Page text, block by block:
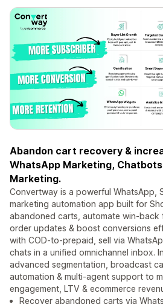
Abandon cart recovery &
WhatsApp Marketing, Chatbots,
Marketing.
Convertway is a powerful WhatsApp,
marketing automation app built for
abandoned carts, automate win-back
order updates & boost conversions
with COD-to-prepaid, sell via
chats in a unified omnichannel inbox.
advanced segmentation, broadcast
automation & multi-agent support to
engagement, LTV & ecommerce
Recover abandoned carts via